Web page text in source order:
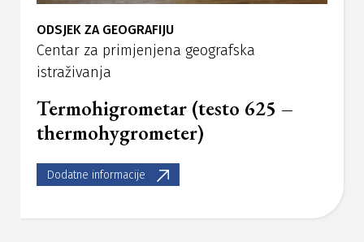
ODSJEK ZA GEOGRAFIJU
Centar za primjenjena geografska
istraživanja
Termohigrometar (testo 625 –
thermohygrometer)
Dodatne informacije